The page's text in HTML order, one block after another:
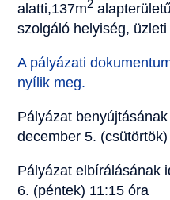
alatti,137m2
szolgáló helyiség,
A pályázati
nyílik meg.
Pályázat
december 5.
Pályázat elbírálásának
6. (péntek) 11:15 óra